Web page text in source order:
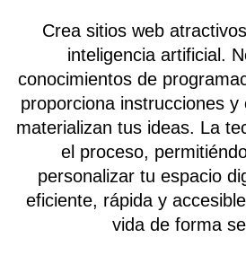
Crea sitios web
inteligencia artificial.
conocimientos de
proporciona instrucciones
materializan tus ideas. La
el proceso,
personalizar tu espacio
eficiente, rápida y
vida de forma